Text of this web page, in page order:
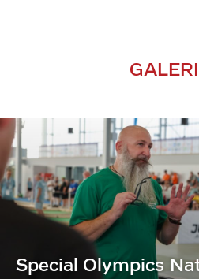
Special Olympics